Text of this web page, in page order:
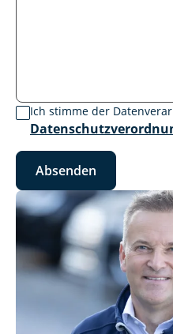
Ich stimme der
Absenden